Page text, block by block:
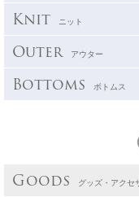
Knit ニット
Outer アウター
Bottoms ボトムス
Goods グッズ・アクセ